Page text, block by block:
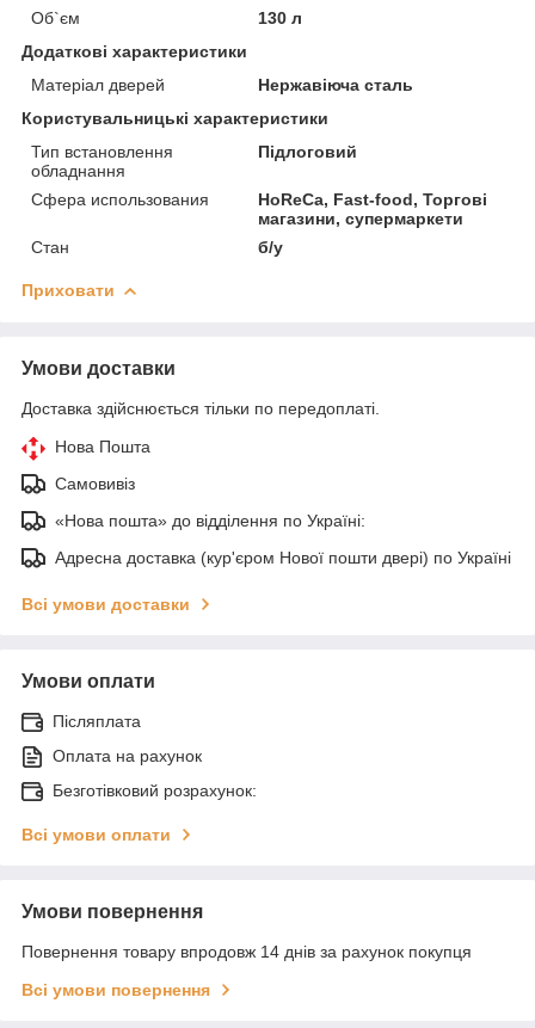
Об`єм
130 л
Додаткові характеристики
Матеріал дверей
Нержавіюча сталь
Користувальницькі характеристики
Тип встановлення
обладнання
Підлоговий
Сфера использования
HoReCa, Fast-food, Торгові
магазини, супермаркети
Стан
б/у
Приховати
Умови доставки
Доставка здійснюється тільки по передоплаті.
Нова Пошта
Самовивіз
«Нова пошта» до відділення по Україні:
Адресна доставка (кур'єром Нової пошти двері) по Україні
Всі умови доставки
Умови оплати
Післяплата
Оплата на рахунок
Безготівковий розрахунок:
Всі умови оплати
Умови повернення
Повернення товару впродовж 14 днів за рахунок покупця
Всі умови повернення